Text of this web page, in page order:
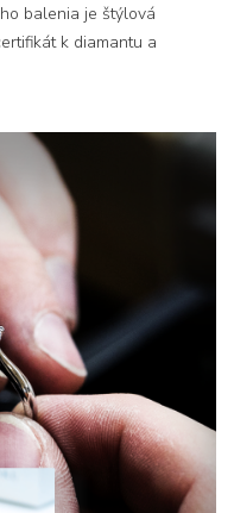
balenia je štýlová
k diamantu a